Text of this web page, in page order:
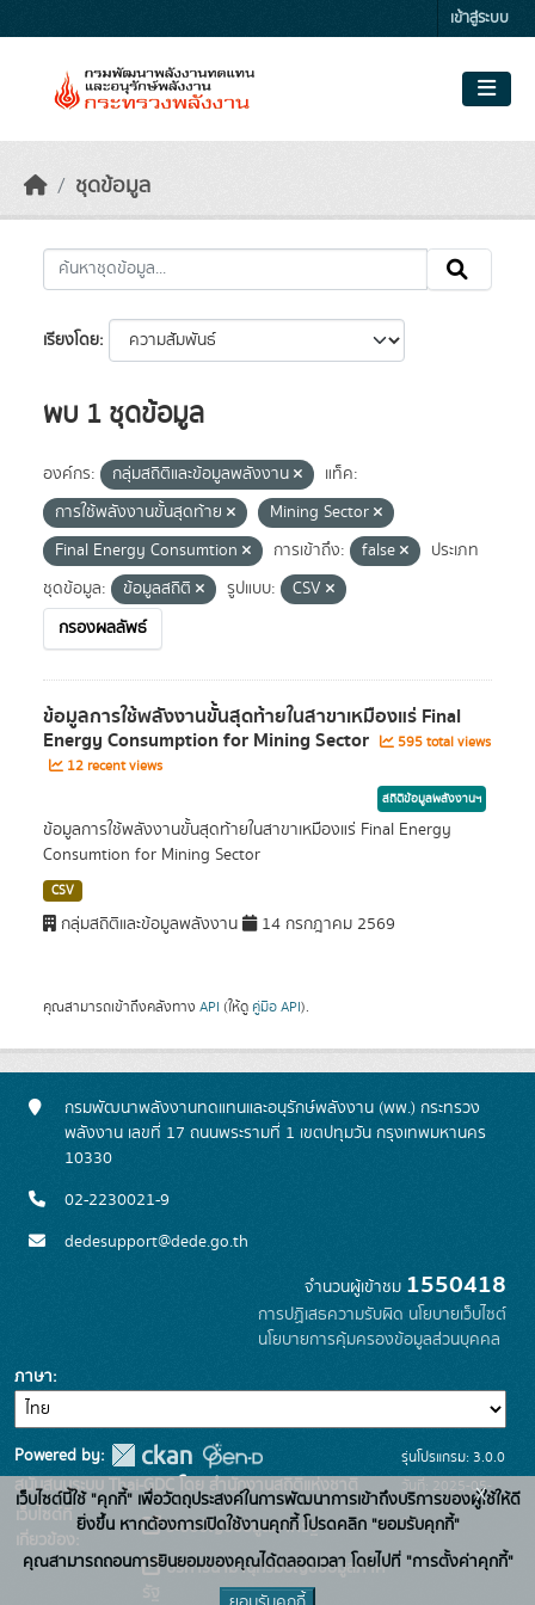
เข้าสู่ระบบ
ชุดข้อมูล
เรียงโดย
พบ 1 ชุดข้อมูล
องค์กร: กลุ่มสถิติและข้อมูลพลังงาน
แท็ค:
การใช้พลังงานขั้นสุดท้าย
Mining Sector
Final Energy Consumtion
การเข้าถึง: false
ประเภท
ชุดข้อมูล:
ข้อมูลสถิติ รูปแบบ:
CSV
กรองผลลัพธ์
ข้อมูลการใช้พลังงานขั้นสุดท้ายในสาขาเหมืองแร่ Final
Energy Consumption for Mining Sector
595 total views
12 recent views
สถิติข้อมูลพลังงานฯ
ข้อมูลการใช้พลังงานขั้นสุดท้ายในสาขาเหมืองแร่ Final Energy
Consumtion for Mining Sector
CSV
กลุ่มสถิติและข้อมูลพลังงาน 14 กรกฎาคม 2569
คุณสามารถเข้าถึงคลังทาง API (ให้ดู คู่มือ API).
กรมพัฒนาพลังงานทดแทนและอนุรักษ์พลังงาน (พพ.) กระทรวง
พลังงาน เลขที่ 17 ถนนพระรามที่ 1 เขตปทุมวัน กรุงเทพมหานคร
10330
02-2230021-9
dedesupport@dede.go.th
จำนวนผู้เข้าชม 1550418
การปฏิเสธความรับผิด นโยบายเว็บไซต์
นโยบายการคุ้มครองข้อมูลส่วนบุคคล
ภาษา
Powered by:
สนับสนุนระบบ Thai-GDC โดย สำนักงานสถิติแห่งชาติ
เว็บไซต์ที่
เกี่ยวข้อง:
ระบบบัญชีข้อมูลภาครัฐ
บริการนามานุกรมบัญชีข้อมูลภาค
รุ่นโปรแกรม: 3.0.0
วันที่: 2025-05-
19
เว็บไซต์นี้ใช้ "คุกกี้" เพื่อวัตถุประสงค์ในการพัฒนาการเข้าถึงบริการของผู้ใช้ให้ดี
ยิ่งขึ้น หากต้องการเปิดใช้งานคุกกี้ โปรดคลิก "ยอมรับคุกกี้"
คุณสามารถถอนการยินยอมของคุณได้ตลอดเวลา โดยไปที่ "การตั้งค่าคุกกี้"
x